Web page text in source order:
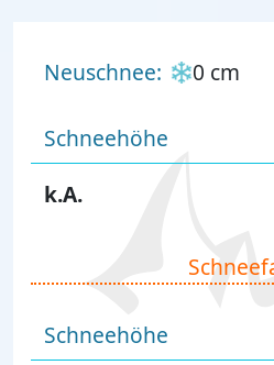
Neuschnee: 0 cm
Schneehöhe
k.A.
Schneehöhe